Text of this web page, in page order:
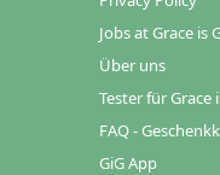
Jobs at Grace is
Über uns
Tester für Grace
FAQ -
GiG App